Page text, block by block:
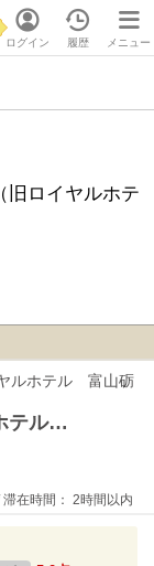
ログイン 履歴 メニュー
旧ロイヤルホテ
ルホテル 富山砺
テル…
在時間： 2時間以内